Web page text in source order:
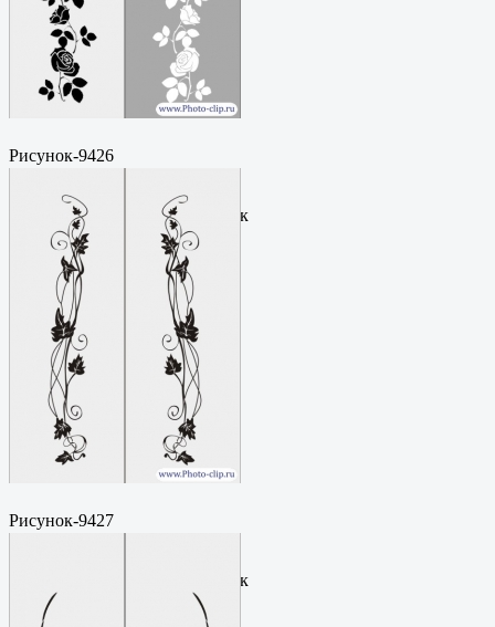
Рисунок-9426
рисунокФормат: cdrЦена: 200
руб.Метки: векторный рисунок
Рисунок-9427
руб.Метки: векторный рисунок